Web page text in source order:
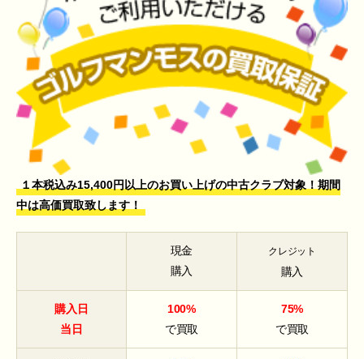
１本税込み15,400円以上のお買い上げの中古クラブ対象！期間
中は高価買取致します！
現金
購入
クレジット
購入
購入日
当日
100%
で買取
75%
で買取